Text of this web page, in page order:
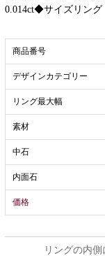
0.014ct◆サイズリング
商品番号
デザインカテゴリー
リング最大幅
素材
中石
内面石
価格
リングの内